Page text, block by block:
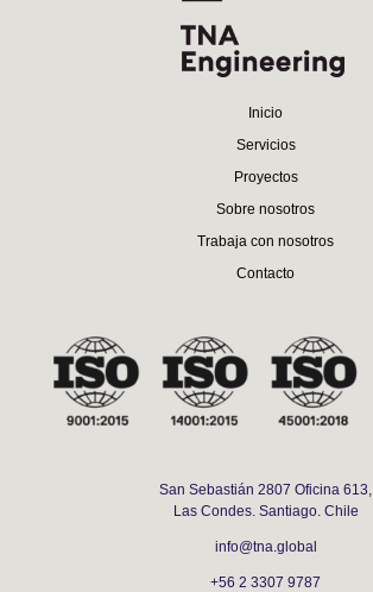
Inicio
Servicios
Proyectos
Sobre nosotros
Trabaja con nosotros
Contacto
San Sebastián 2807 Oficina 613,
Las Condes. Santiago. Chile
info@tna.global
+56 2 3307 9787